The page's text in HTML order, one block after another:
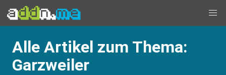
Alle Artikel zum Thema:
Garzweiler